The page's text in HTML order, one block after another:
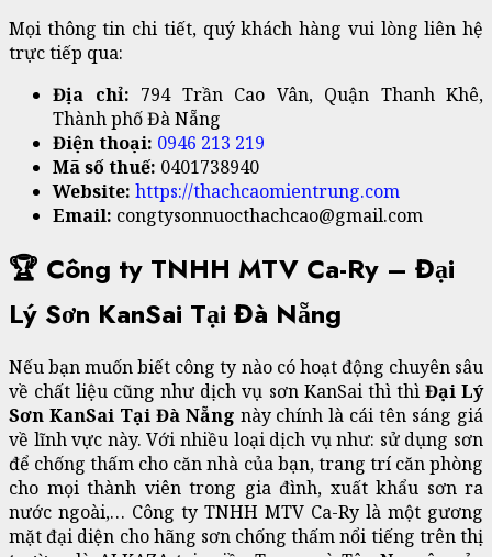
Mọi thông tin chi tiết, quý khách hàng vui lòng liên hệ
trực tiếp qua:
Địa chỉ: 794 Trần Cao Vân, Quận Thanh Khê,
Thành phố Đà Nẵng
Điện thoại: 0946 213 219
Mã số thuế: 0401738940
Website: https://thachcaomientrung.com
Email: congtysonnuocthachcao@gmail.com
🏆 Công ty TNHH MTV Ca-Ry – Đại
Lý Sơn KanSai Tại Đà Nẵng
Nếu bạn muốn biết công ty nào có hoạt động chuyên sâu
về chất liệu cũng như dịch vụ sơn KanSai thì thì Đại Lý
Sơn KanSai Tại Đà Nẵng này chính là cái tên sáng giá
về lĩnh vực này. Với nhiều loại dịch vụ như: sử dụng sơn
để chống thấm cho căn nhà của bạn, trang trí căn phòng
cho mọi thành viên trong gia đình, xuất khẩu sơn ra
nước ngoài,… Công ty TNHH MTV Ca-Ry là một gương
mặt đại diện cho hãng sơn chống thấm nổi tiếng trên thị